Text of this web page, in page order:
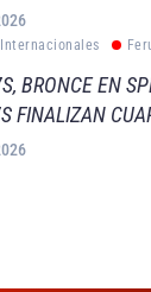
BRONCE EN
FINALIZAN